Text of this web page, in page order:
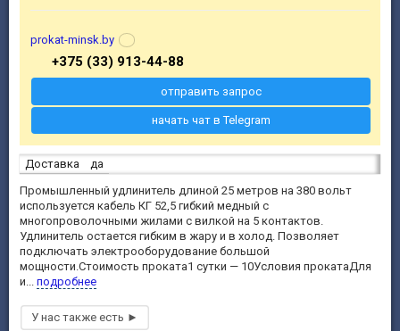
Доставка
да
Промышленный удлинитель длиной 25 метров на 380 вольт
используется кабель КГ 52,5 гибкий медный с
многопроволочными жилами с вилкой на 5 контактов.
Удлинитель остается гибким в жару и в холод. Позволяет
подключать электрооборудование большой
мощности.Стоимость проката1 сутки — 10Условия прокатаДля
и... подробнее
prokat-minsk.by
+375 (33) 913-44-88
отправить запрос
начать чат в Telegram